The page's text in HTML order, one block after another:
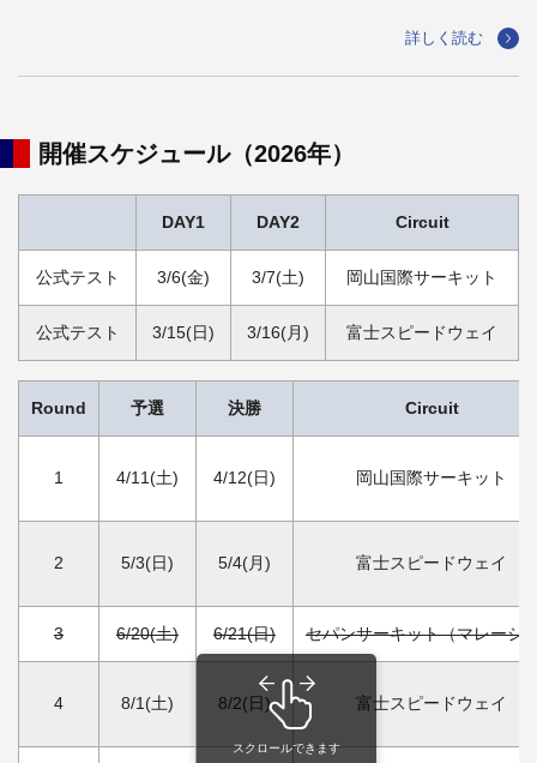
詳しく読む
開催スケジュール（2026年）
DAY1 DAY2 Circuit
公式テスト 3/6(金) 3/7(土) 岡山国際サーキット
公式テスト 3/15(日) 3/16(月) 富士スピードウェイ
Round 予選 決勝 Circuit
1 4/11(土) 4/12(日) 岡山国際サーキット
2 5/3(日) 5/4(月) 富士スピードウェイ
3 6/20(土) 6/21(日) セパンサーキット（マレーシ
4 8/1(土) 8/2(日) 富士スピードウェイ
スクロールできます